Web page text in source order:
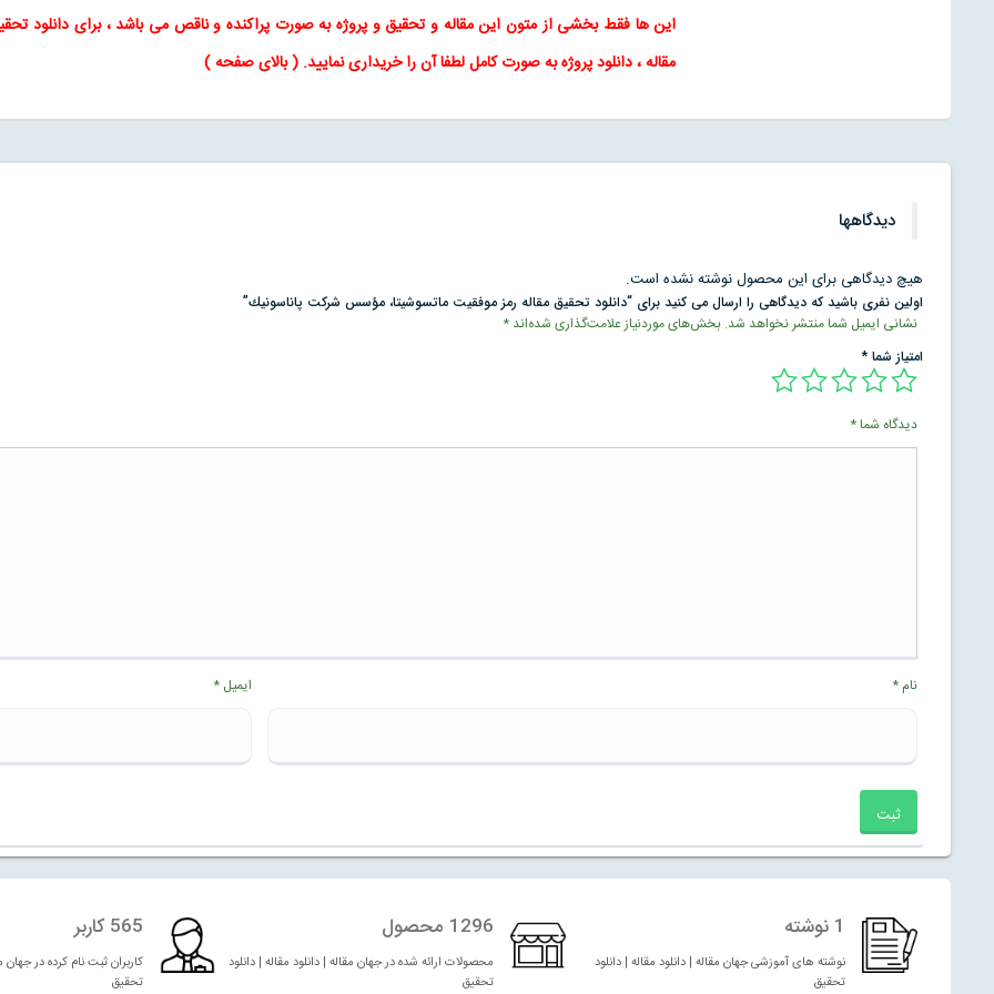
این ها فقط بخشی از متون اینمقاله وتحقیق و پروژه به صورت پراکنده و ناقص می باشد ، برای دانلود
مقاله، دانلود پروژه به صورت کامل لطفا آن را خریداری نمایید. (بالای صفحه)
دیدگاهها
هیچ دیدگاهی برای این محصول نوشته نشده است.
اولین نفری باشید که دیدگاهی را ارسال می کنید برای “دانلود تحقیق مقاله رمز موفقيت ماتسوشيتا، مؤسس شركت پاناسونيك”
نشانی ایمیل شما منتشر نخواهد شد. بخش‌های موردنیاز علامت‌گذاری شده‌اند*
امتیاز شما*
دیدگاه شما*
نام* ایمیل *
1 نوشته
نوشته های آموزشی جهان مقاله | دانلود مقاله | دانلود
تحقیق
1296 محصول
محصولات ارائه شده در جهان مقاله | دانلود مقاله | دانلود
تحقیق
565 کاربر
کاربران ثبت نام کرده در جهان
تحقیق